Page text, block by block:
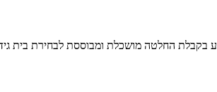
בקבלת החלטה מושכלת ומבוססת לבחירת בית